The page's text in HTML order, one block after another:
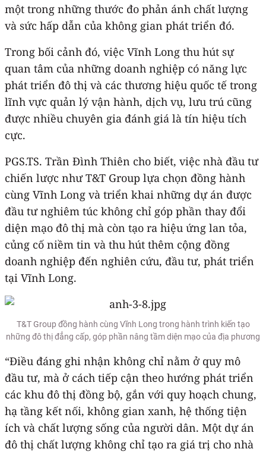
một trong những thước đo phản ánh chất lượng
và sức hấp dẫn của không gian phát triển đó.
Trong bối cảnh đó, việc Vĩnh Long thu hút sự
quan tâm của những doanh nghiệp có năng lực
phát triển đô thị và các thương hiệu quốc tế trong
lĩnh vực quản lý vận hành, dịch vụ, lưu trú cũng
được nhiều chuyên gia đánh giá là tín hiệu tích
cực.
PGS.TS. Trần Đình Thiên cho biết, việc nhà đầu tư
chiến lược như T&T Group lựa chọn đồng hành
cùng Vĩnh Long và triển khai những dự án được
đầu tư nghiêm túc không chỉ góp phần thay đổi
diện mạo đô thị mà còn tạo ra hiệu ứng lan tỏa,
củng cố niềm tin và thu hút thêm cộng đồng
doanh nghiệp đến nghiên cứu, đầu tư, phát triển
tại Vĩnh Long.
T&T Group đồng hành cùng Vĩnh Long trong hành trình kiến tạo
những đô thị đẳng cấp, góp phần nâng tầm diện mạo của địa phương
“Điều đáng ghi nhận không chỉ nằm ở quy mô
đầu tư, mà ở cách tiếp cận theo hướng phát triển
các khu đô thị đồng bộ, gắn với quy hoạch chung,
hạ tầng kết nối, không gian xanh, hệ thống tiện
ích và chất lượng sống của người dân. Một dự án
đô thị chất lượng không chỉ tạo ra giá trị cho nhà